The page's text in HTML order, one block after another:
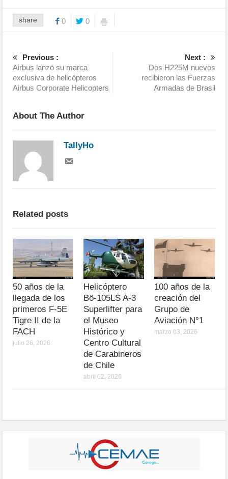
share 0 0
Previous :
Airbus lanzó su marca
exclusiva de helicópteros
Airbus Corporate Helicopters
Next :
Dos H225M nuevos
recibieron las Fuerzas
Armadas de Brasil
About The Author
TallyHo
Related posts
50 años de la
llegada de los
primeros F-5E
Tigre II de la
FACH
julio 26, 2026
Helicóptero
Bö-105LS A-3
Superlifter para
el Museo
Histórico y
Centro Cultural
de Carabineros
de Chile
abril 02, 2026
100 años de la
creación del
Grupo de
Aviación N°1
marzo 03, 2026